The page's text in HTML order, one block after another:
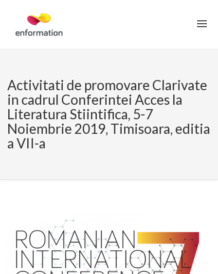
Activitati de promovare Clarivate
in cadrul Conferintei Acces la
Literatura Stiintifica, 5-7
Noiembrie 2019, Timisoara, editia
a VII-a